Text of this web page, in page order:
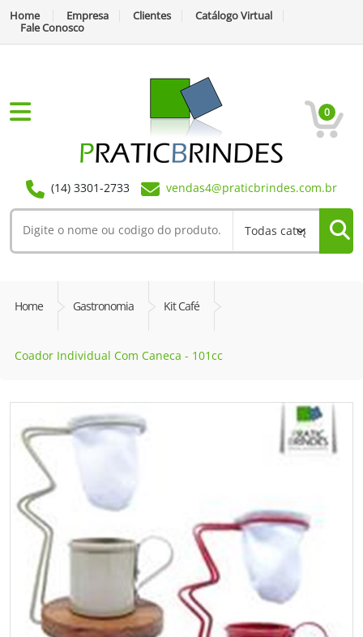
Home Empresa Clientes
Catálogo Virtual
Fale Conosco
0
(14) 3301-2733 vendas4@praticbrindes.com.br
Home Gastronomia Kit Café
Coador Individual Com Caneca - 101cc